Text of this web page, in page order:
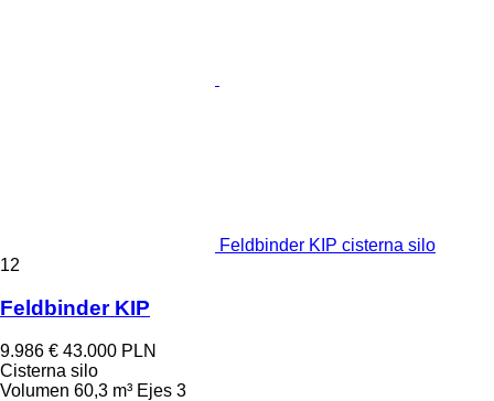
Feldbinder KIP cisterna silo
12
Feldbinder KIP
9.986 € 43.000 PLN
Cisterna silo
Volumen 60,3 m³ Ejes 3